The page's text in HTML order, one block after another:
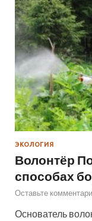
ЭКОЛОГИЯ
Волонтёр
способах
Оставьте
Основатель